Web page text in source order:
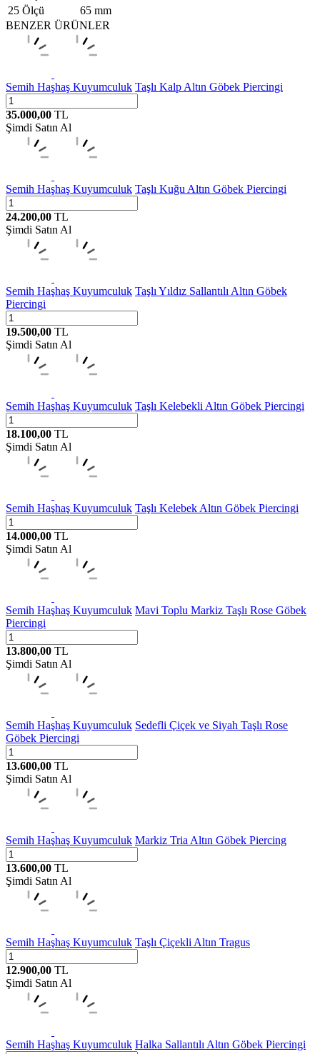
25 Ölçü
65 mm
BENZER ÜRÜNLER
Semih Haşhaş Kuyumculuk Taşlı Kalp Altın Göbek Piercingi
35.000,00 TL
Şimdi Satın Al
Semih Haşhaş Kuyumculuk Taşlı Kuğu Altın Göbek Piercingi
24.200,00 TL
Şimdi Satın Al
Semih Haşhaş Kuyumculuk Taşlı Yıldız Sallantılı Altın Göbek
Piercingi
19.500,00 TL
Şimdi Satın Al
Semih Haşhaş Kuyumculuk Taşlı Kelebekli Altın Göbek Piercingi
18.100,00 TL
Şimdi Satın Al
Semih Haşhaş Kuyumculuk Taşlı Kelebek Altın Göbek Piercingi
14.000,00 TL
Şimdi Satın Al
Semih Haşhaş Kuyumculuk Mavi Toplu Markiz Taşlı Rose Göbek
Piercingi
13.800,00 TL
Şimdi Satın Al
Semih Haşhaş Kuyumculuk Sedefli Çiçek ve Siyah Taşlı Rose
Göbek Piercingi
13.600,00 TL
Şimdi Satın Al
Semih Haşhaş Kuyumculuk Markiz Tria Altın Göbek Piercing
13.600,00 TL
Şimdi Satın Al
Semih Haşhaş Kuyumculuk Taşlı Çiçekli Altın Tragus
12.900,00 TL
Şimdi Satın Al
Semih Haşhaş Kuyumculuk Halka Sallantılı Altın Göbek Piercingi